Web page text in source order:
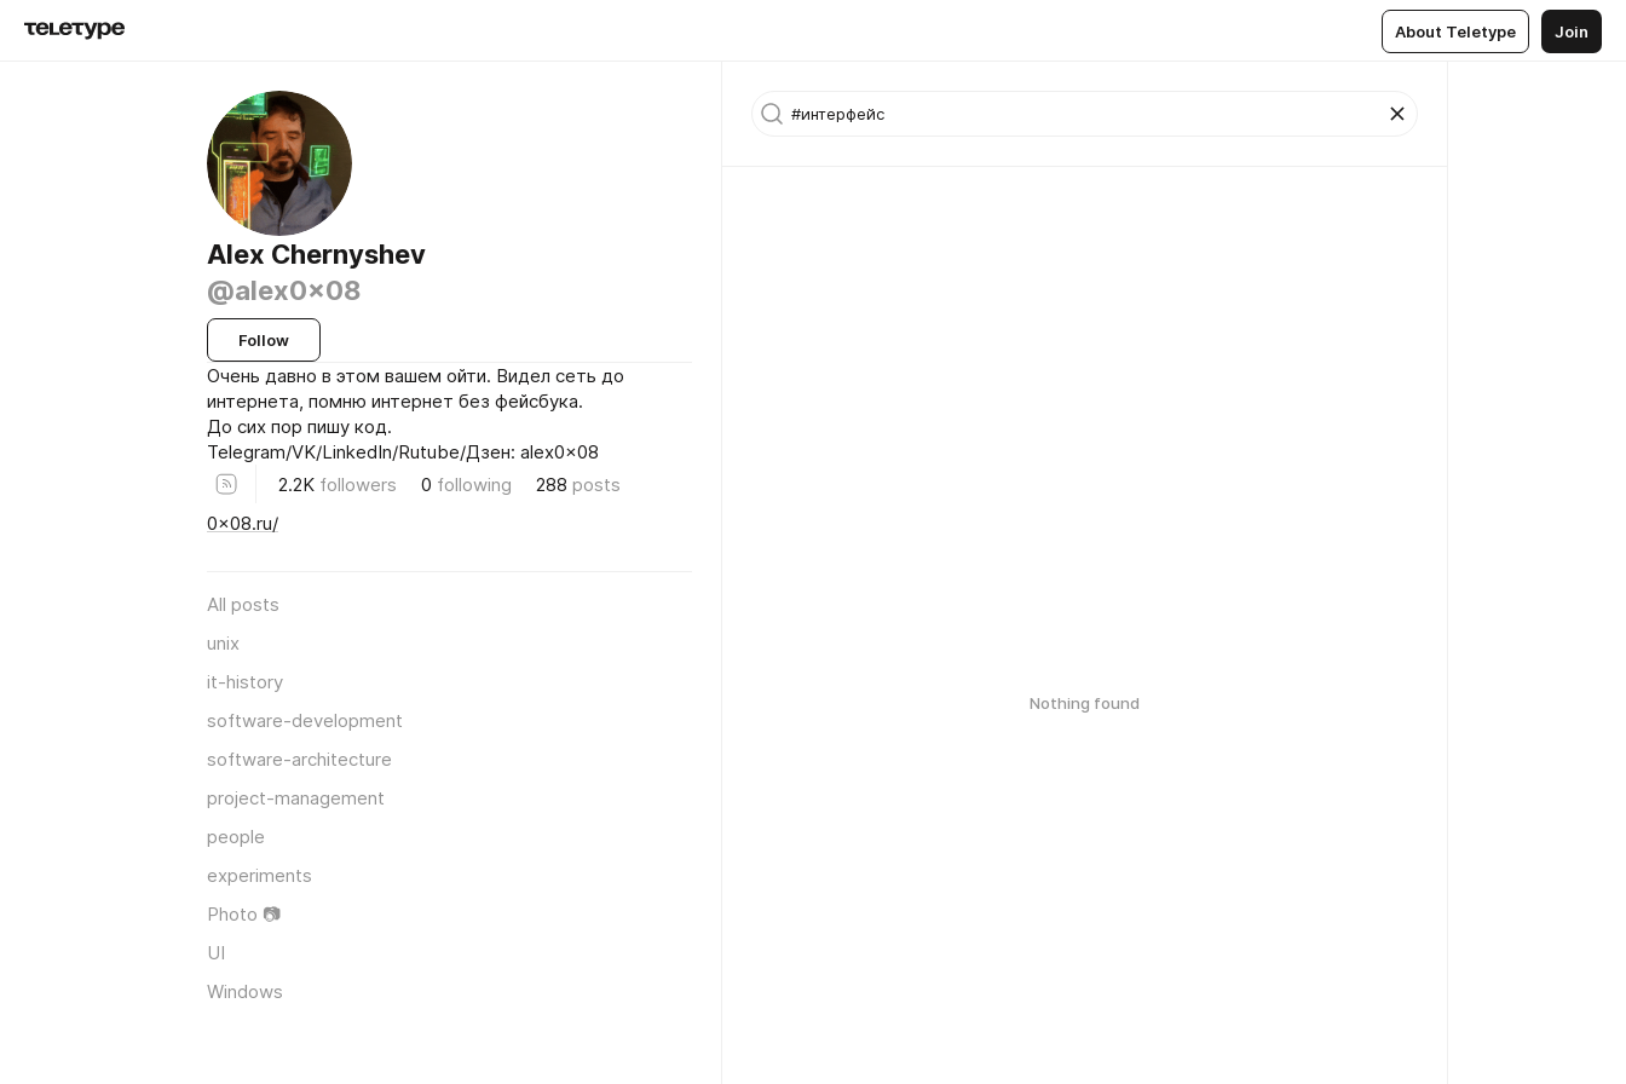
About Teletype Join
Alex Chernyshev
@alex0x08
Follow
Очень давно в этом вашем ойти. Видел сеть до
интернета, помню интернет без фейсбука.
До сих пор пишу код.
Telegram/VK/LinkedIn/Rutube/Дзен: alex0x08
2.2K followers 0 following 288 posts
0x08.ru/
All posts
unix
it-history
software-development
software-architecture
project-management
people
experiments
Photo 📷
UI
Windows
Nothing found